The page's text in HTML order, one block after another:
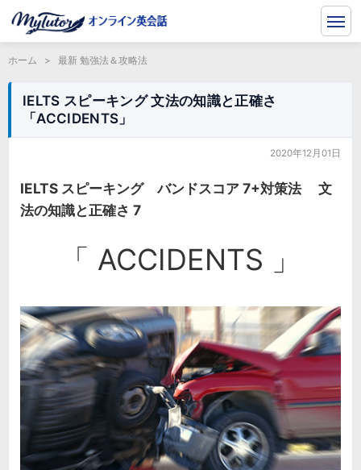
ホーム > 最新 勉強法＆攻略法
IELTS スピーキング 文法の知識と正確さ
「ACCIDENTS」
2020年12月01日
IELTS スピーキング バンドスコア 7+対策法 文
法の知識と正確さ 7
「 ACCIDENTS 」